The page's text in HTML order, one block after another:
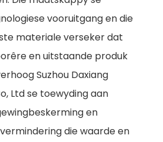
vooruitgang en die
materiale verseker dat
en uitstaande produk
Suzhou Daxiang
Ltd se toewyding aan
en
die waarde en